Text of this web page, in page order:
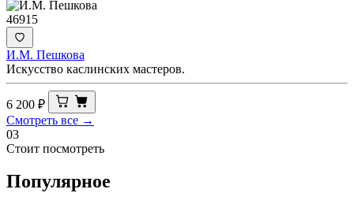
46915
И.М. Пешкова
Искусство каслинских мастеров.
6 200 ₽
Смотреть все →
03
Стоит посмотреть
Популярное